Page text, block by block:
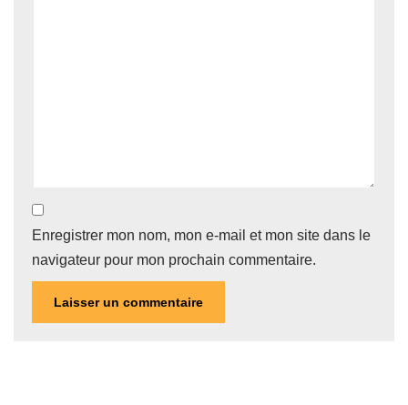
Enregistrer mon nom, mon e-mail et mon site dans le
navigateur pour mon prochain commentaire.